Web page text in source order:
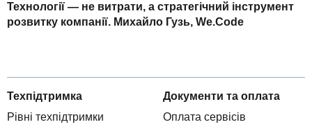
Технології — не витрати, а стратегічний інструмент
розвитку компанії. Михайло Гузь, We.Code
Техпідтримка
Рівні техпідтримки
Документи та оплата
Оплата сервісів